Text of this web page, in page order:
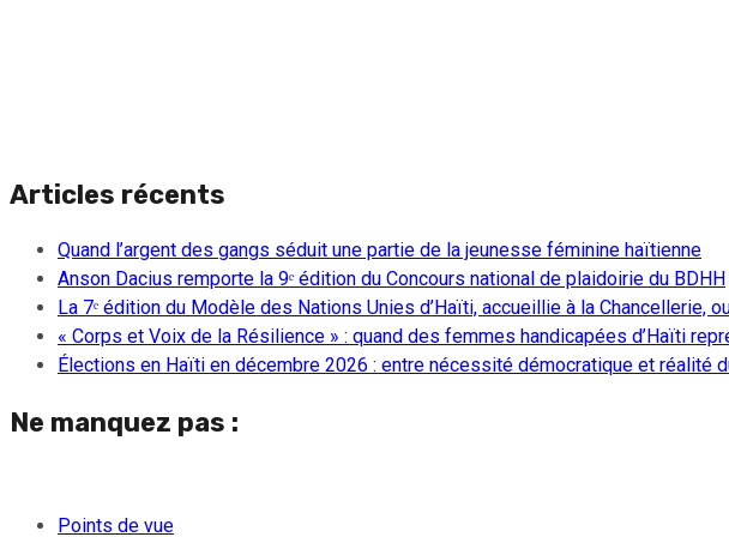
Articles récents
Quand l’argent des gangs séduit une partie de la jeunesse féminine haïtienne
Anson Dacius remporte la 9ᵉ édition du Concours national de plaidoirie du BDHH
La 7ᵉ édition du Modèle des Nations Unies d’Haïti, accueillie à la Chancellerie,
« Corps et Voix de la Résilience » : quand des femmes handicapées d’Haïti
Élections en Haïti en décembre 2026 : entre nécessité démocratique et réalité
Ne manquez pas :
Points de vue